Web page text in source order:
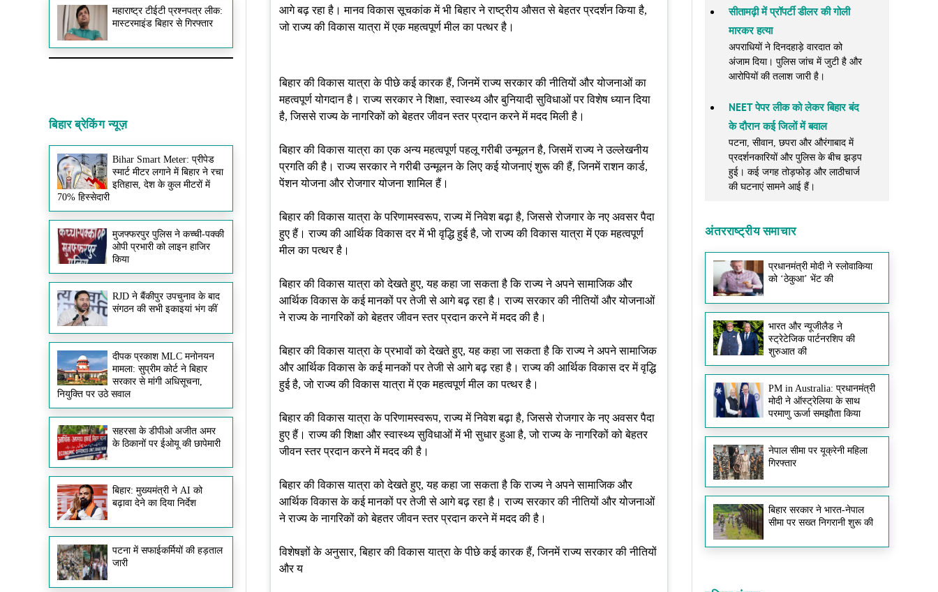
महाराष्ट्र टीईटी प्रश्नपत्र लीक:
मास्टरमाइंड बिहार से गिरफ्तार
बिहार ब्रेकिंग न्यूज़
Bihar Smart Meter: प्रीपेड
स्मार्ट मीटर लगाने में बिहार ने रचा
इतिहास, देश के कुल मीटरों में
70% हिस्सेदारी
मुजफ्फरपुर पुलिस ने कच्ची-पक्की
ओपी प्रभारी को लाइन हाजिर
किया
RJD ने बैंकीपुर उपचुनाव के बाद
संगठन की सभी इकाइयां भंग कीं
दीपक प्रकाश MLC मनोनयन
मामला: सुप्रीम कोर्ट ने बिहार
सरकार से मांगी अधिसूचना,
नियुक्ति पर उठे सवाल
सहरसा के डीपीओ अजीत अमर
के ठिकानों पर ईओयू की छापेमारी
बिहार: मुख्यमंत्री ने AI को
बढ़ावा देने का दिया निर्देश
पटना में सफाईकर्मियों की हड़ताल
जारी
आगे बढ़ रहा है। मानव विकास सूचकांक में भी बिहार ने राष्ट्रीय औसत से बेहतर प्रदर्शन किया है,
जो राज्य की विकास यात्रा में एक महत्वपूर्ण मील का पत्थर है।
बिहार की विकास यात्रा के पीछे कई कारक हैं, जिनमें राज्य सरकार की नीतियों और योजनाओं का
महत्वपूर्ण योगदान है। राज्य सरकार ने शिक्षा, स्वास्थ्य और बुनियादी सुविधाओं पर विशेष ध्यान दिया
है, जिससे राज्य के नागरिकों को बेहतर जीवन स्तर प्रदान करने में मदद मिली है।
बिहार की विकास यात्रा का एक अन्य महत्वपूर्ण पहलू गरीबी उन्मूलन है, जिसमें राज्य ने उल्लेखनीय
प्रगति की है। राज्य सरकार ने गरीबी उन्मूलन के लिए कई योजनाएं शुरू की हैं, जिनमें राशन कार्ड,
पेंशन योजना और रोजगार योजना शामिल हैं।
बिहार की विकास यात्रा के परिणामस्वरूप, राज्य में निवेश बढ़ा है, जिससे रोजगार के नए अवसर पैदा
हुए हैं। राज्य की आर्थिक विकास दर में भी वृद्धि हुई है, जो राज्य की विकास यात्रा में एक महत्वपूर्ण
मील का पत्थर है।
बिहार की विकास यात्रा को देखते हुए, यह कहा जा सकता है कि राज्य ने अपने सामाजिक और
आर्थिक विकास के कई मानकों पर तेजी से आगे बढ़ रहा है। राज्य सरकार की नीतियों और योजनाओं
ने राज्य के नागरिकों को बेहतर जीवन स्तर प्रदान करने में मदद की है।
बिहार की विकास यात्रा के प्रभावों को देखते हुए, यह कहा जा सकता है कि राज्य ने अपने सामाजिक
और आर्थिक विकास के कई मानकों पर तेजी से आगे बढ़ रहा है। राज्य की आर्थिक विकास दर में वृद्धि
हुई है, जो राज्य की विकास यात्रा में एक महत्वपूर्ण मील का पत्थर है।
बिहार की विकास यात्रा के परिणामस्वरूप, राज्य में निवेश बढ़ा है, जिससे रोजगार के नए अवसर पैदा
हुए हैं। राज्य की शिक्षा और स्वास्थ्य सुविधाओं में भी सुधार हुआ है, जो राज्य के नागरिकों को बेहतर
जीवन स्तर प्रदान करने में मदद की है।
बिहार की विकास यात्रा को देखते हुए, यह कहा जा सकता है कि राज्य ने अपने सामाजिक और
आर्थिक विकास के कई मानकों पर तेजी से आगे बढ़ रहा है। राज्य सरकार की नीतियों और योजनाओं
ने राज्य के नागरिकों को बेहतर जीवन स्तर प्रदान करने में मदद की है।
विशेषज्ञों के अनुसार, बिहार की विकास यात्रा के पीछे कई कारक हैं, जिनमें राज्य सरकार की नीतियों
और य
सीतामढ़ी में प्रॉपर्टी डीलर की गोली
मारकर हत्या
अपराधियों ने दिनदहाड़े वारदात को
अंजाम दिया। पुलिस जांच में जुटी है और
आरोपियों की तलाश जारी है।
NEET पेपर लीक को लेकर बिहार बंद
के दौरान कई जिलों में बवाल
पटना, सीवान, छपरा और औरंगाबाद में
प्रदर्शनकारियों और पुलिस के बीच झड़प
हुई। कई जगह तोड़फोड़ और लाठीचार्ज
की घटनाएं सामने आई हैं।
अंतरराष्ट्रीय समाचार
प्रधानमंत्री मोदी ने स्लोवाकिया
को ‘ठेकुआ’ भेंट की
भारत और न्यूजीलैड ने
स्ट्रेटेजिक पार्टनरशिप की
शुरुआत की
PM in Australia: प्रधानमंत्री
मोदी ने ऑस्ट्रेलिया के साथ
परमाणु ऊर्जा समझौता किया
नेपाल सीमा पर यूक्रेनी महिला
गिरफ्तार
बिहार सरकार ने भारत-नेपाल
सीमा पर सख्त निगरानी शुरू की